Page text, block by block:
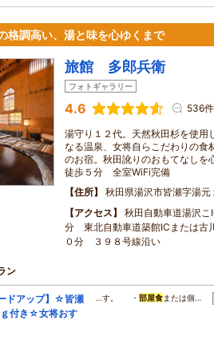
格調高い、湯と味を心ゆくまで
旅館 多郎兵衛
フォトギャラリー
4.6 536件
湯守り１２代。天然秋田杉を使用
なる温泉、女将自らこだわりの食
のお宿。秋田訛りのおもてなし
徒歩５分 全室WiFi完備
住所
秋田県湯沢市皆瀬字湯元
アクセス
秋田自動車道湯沢
分 東北自動車道築館ICまたは古
０分 ３９８号線沿い
ン
ドアップ】☆皆瀬
付き☆女将おす
…す。 ・ 部屋食または個…